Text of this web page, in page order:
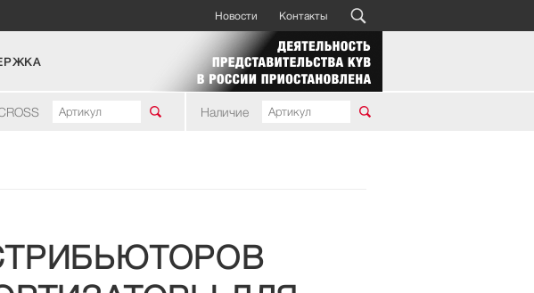
Новости Контакты
Наличие